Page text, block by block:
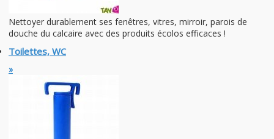
Nettoyer durablement ses fenêtres, vitres, mirroir, parois de
douche du calcaire avec des produits écolos efficaces !
Toilettes, WC
»